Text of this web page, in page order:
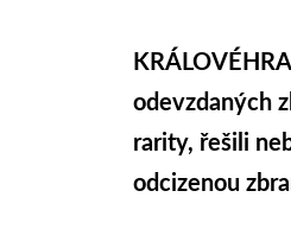
odevzdaných
rarity, řešili
odcizenou